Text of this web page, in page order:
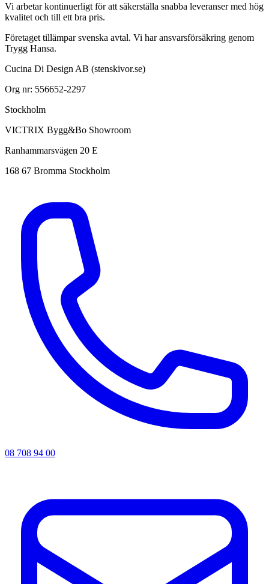
Vi arbetar kontinuerligt för att säkerställa snabba leveranser med hög
kvalitet och till ett bra pris.
Företaget tillämpar svenska avtal. Vi har ansvarsförsäkring genom
Trygg Hansa.
Cucina Di Design AB (stenskivor.se)
Org nr: 556652-2297
Stockholm
VICTRIX Bygg&Bo Showroom
Ranhammarsvägen 20 E
168 67 Bromma Stockholm
08 708 94 00